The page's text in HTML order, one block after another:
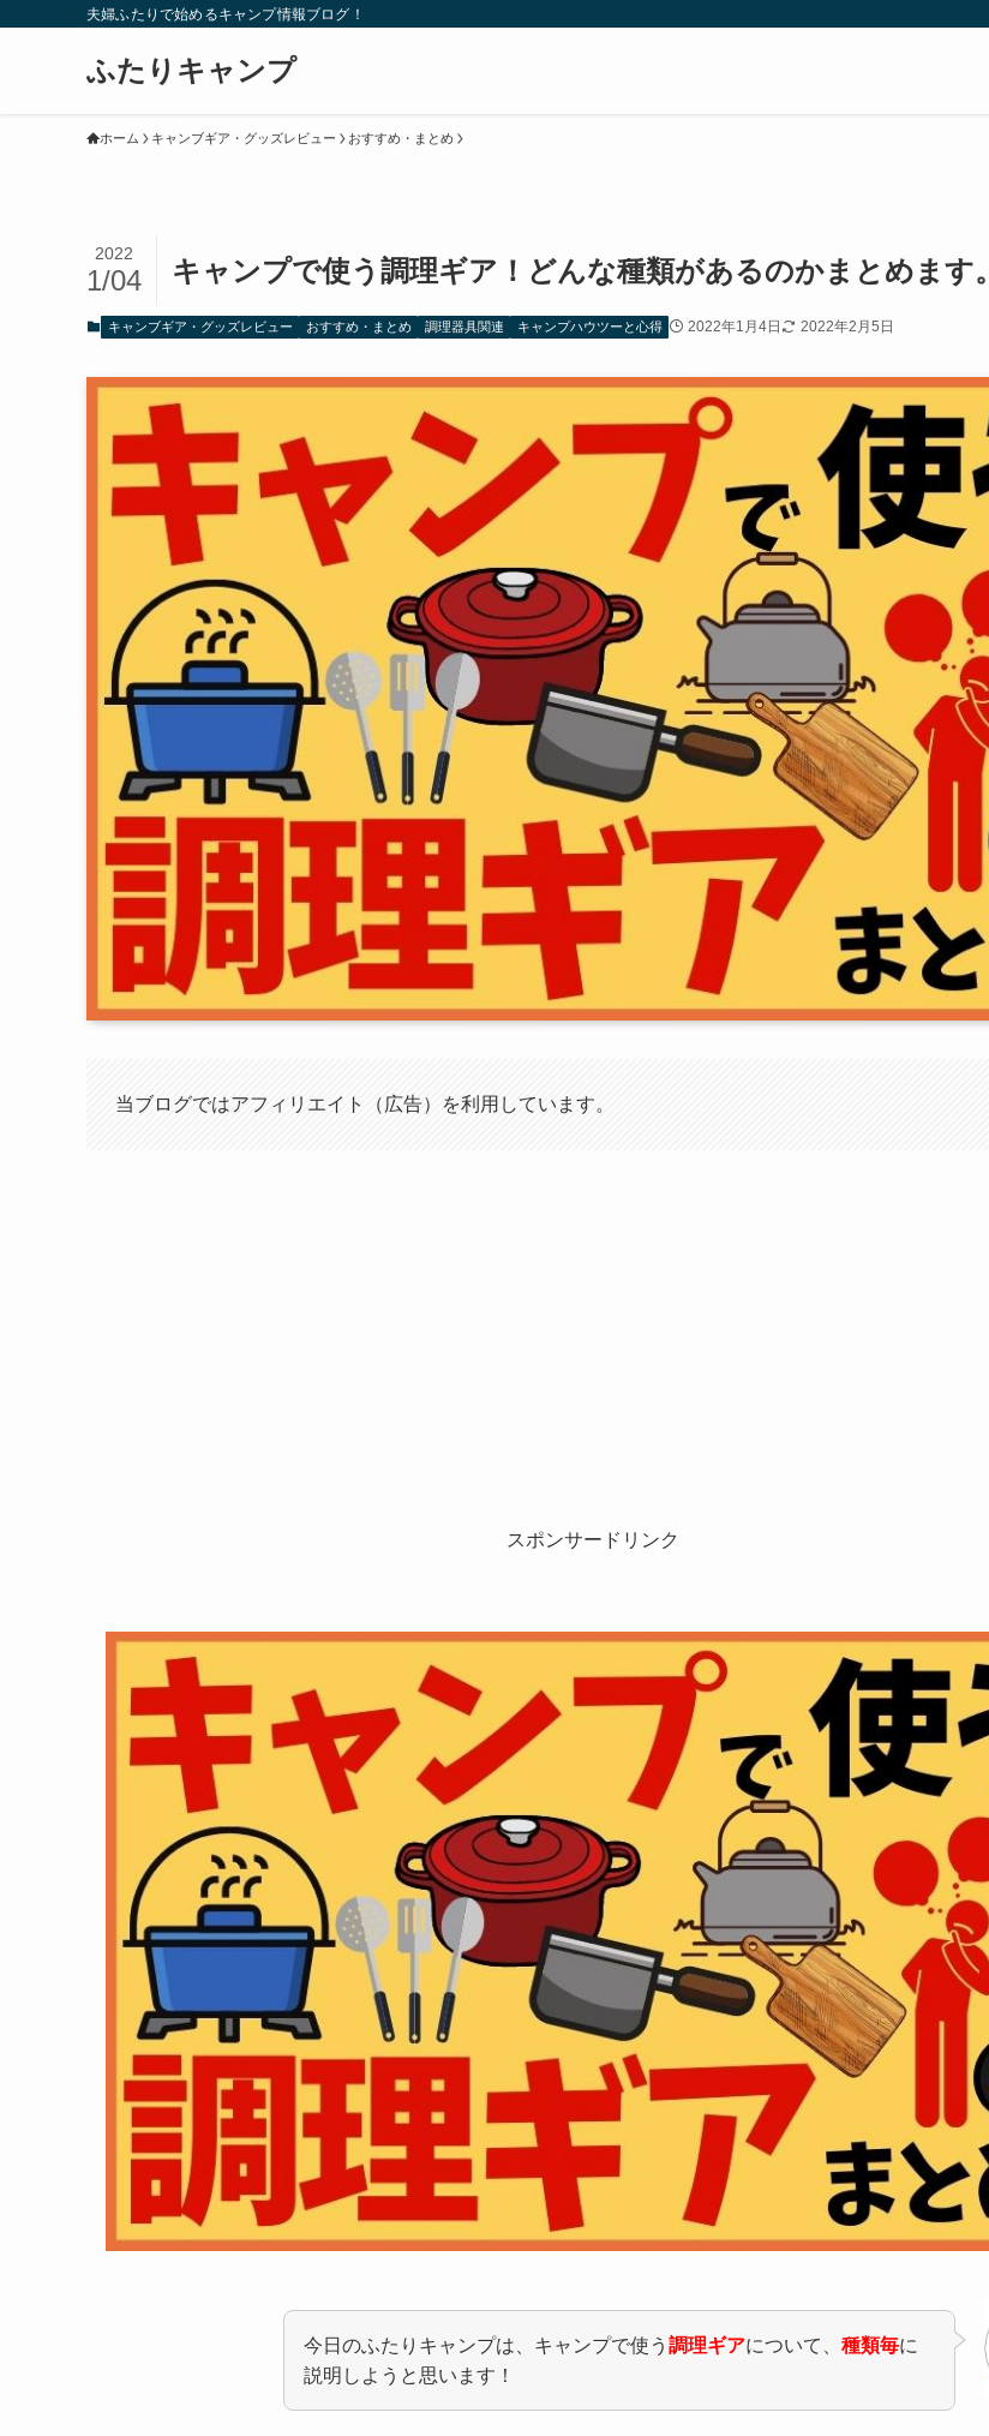
夫婦ふたりで始めるキャンプ情報ブログ！
ふたりキャンプ
ホーム キャンブギア・グッズレビュー おすすめ・まとめ
キャンプで使う調理ギア！どんな種類があるのかまとめます。
2022
1/04
キャンブギア・グッズレビュー おすすめ・まとめ 調理器具関連 キャンプハウツーと心得 2022年1月4日 2022年2月5日
当ブログではアフィリエイト（広告）を利用しています。
スポンサードリンク
今日のふたりキャンプは、キャンプで使う 調理ギアについて、 種類毎に
説明しようと思います！